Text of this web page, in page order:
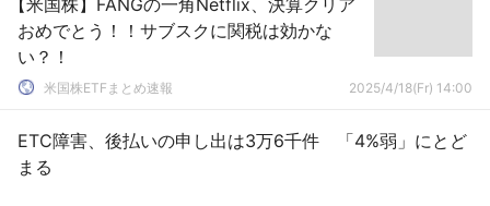
【米国株】FANGの一角Netflix、決算クリア
おめでとう！！サブスクに関税は効かな
い？！
米国株ETFまとめ速報 2025/4/18(Fr) 14:00
ETC障害、後払いの申し出は3万6千件 「4%弱」にとど
まる